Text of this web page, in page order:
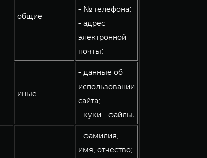
общие
- № телефона;
- адрес
электронной
почты;
иные
- данные об
использовании
сайта;
- куки - файлы.
- фамилия,
имя, отчество;